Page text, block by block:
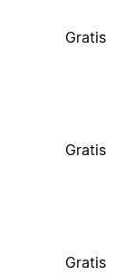
Gratis
Gratis
Gratis